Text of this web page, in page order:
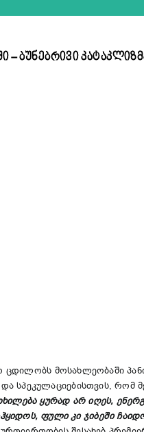
ბუნებრივი
მოსახლეობაში
სპეკულაციებისთვის, რომ
ყურად არ იღეს,
ფული კი ჯიბეში